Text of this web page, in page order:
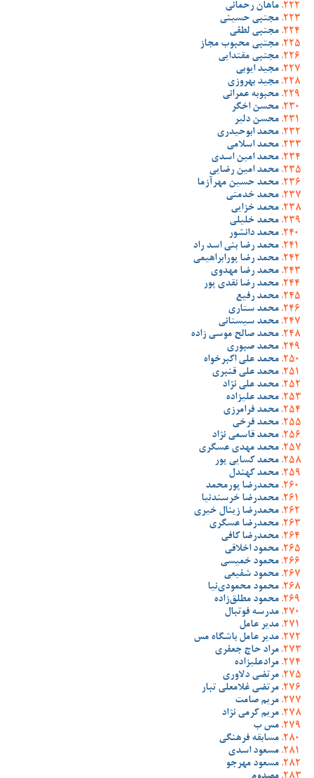
ماهان رحمانی
مجتبی حسینی
مجتبی لطفی
مجتبی محبوب مجاز
مجتبی مقتدایی
مجید ایوبی
مجید بهروزی
محبوبه عمرانی
محسن اخگر
محسن دلیر
محمد ابوحیدری
محمد اسلامی
محمد امین اسدی
محمد امین رضایی
محمد حسین مهرآزما
محمد خدمتی
محمد خزایی
محمد خلیلی
محمد دانشور
محمد رضا بنی اسد راد
محمد رضا پورابراهیمی
محمد رضا مهدوی
محمد رضا نقدی پور
محمد رفیع
محمد ستاری
محمد سیستانی
محمد صالح موسی زاده
محمد صبوری
محمد علی اکبرخواه
محمد علی قنبری
محمد علی نژاد
محمد علیزاده
محمد فرامرزی
محمد فرخی
محمد قاسمی نژاد
محمد مهدی عسگری
محمد کسایی پور
محمد کهندل
محمدرضا پورمحمد
محمدرضا خرسندنیا
محمدرضا زینال خیری
محمدرضا عسگری
محمدرضا کافی
محمود اخلاقی
محمود خمیسی
محمود شفیعی
محمود محمودی‌نیا
محمود مطلق‌زاده
مدرسه فوتبال
مدیر عامل
مدیر عامل باشگاه مس
مراد حاج جعفری
مرادعلیزاده
مرتضی دلاوری
مرتضی غلامعلی تبار
مریم صامت
مریم کرمی نژاد
مس ب
مسابقه فرهنگی
مسعود اسدی
مسعود مهرجو